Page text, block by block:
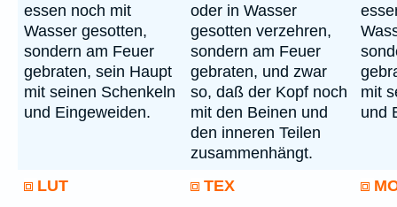
essen noch mit
Wasser gesotten,
sondern am Feuer
gebraten, sein Haupt
mit seinen Schenkeln
und Eingeweiden.
oder in Wasser
gesotten verzehren,
sondern am Feuer
gebraten, und zwar
so, daß der Kopf noch
mit den Beinen und
den inneren Teilen
zusammenhängt.
mit
und
LUT TEX